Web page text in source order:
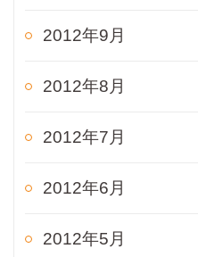
2012年9月
2012年8月
2012年7月
2012年6月
2012年5月